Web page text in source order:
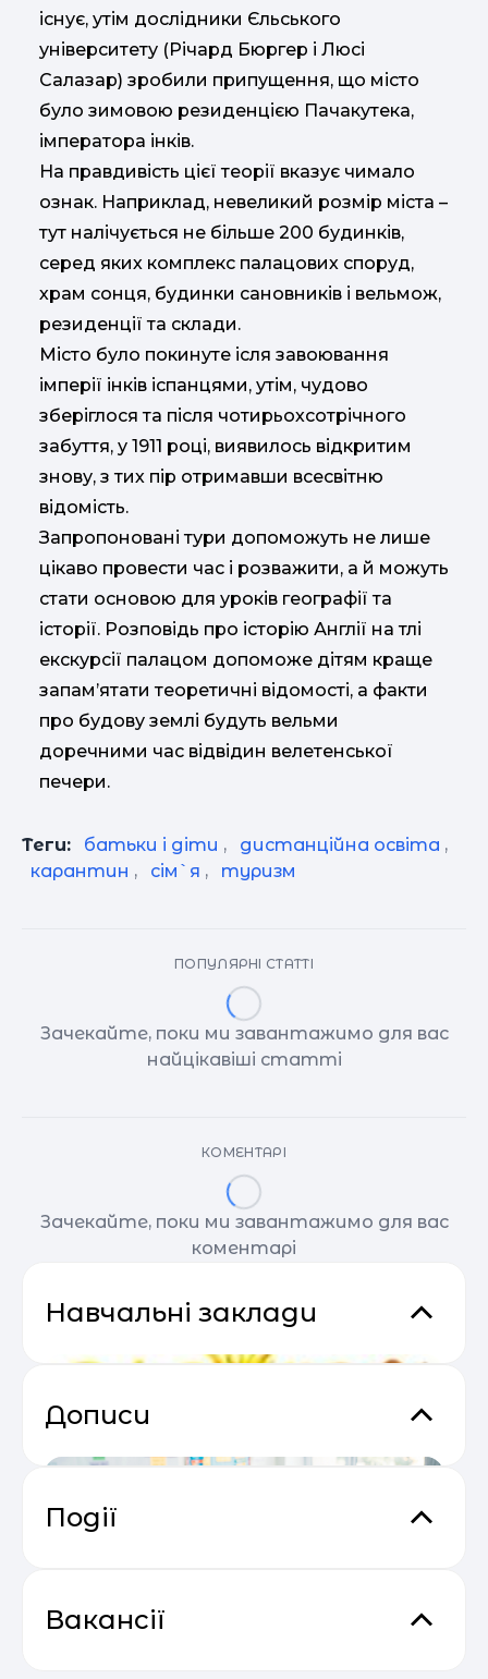
існує, утім дослідники Єльського
університету (Річард Бюргер і Люсі
Салазар) зробили припущення, що місто
було зимовою резиденцією Пачакутека,
імператора інків.
На правдивість цієї теорії вказує чимало
ознак. Наприклад, невеликий розмір міста –
тут налічується не більше 200 будинків,
серед яких комплекс палацових споруд,
храм сонця, будинки сановників і вельмож,
резиденції та склади.
Місто було покинуте ісля завоювання
імперії інків іспанцями, утім, чудово
зберіглося та після чотирьохсотрічного
забуття, у 1911 році, виявилось відкритим
знову, з тих пір отримавши всесвітню
відомість.
Запропоновані тури допоможуть не лише
цікаво провести час і розважити, а й можуть
стати основою для уроків географії та
історії. Розповідь про історію Англії на тлі
екскурсії палацом допоможе дітям краще
запам’ятати теоретичні відомості, а факти
про будову землі будуть вельми
доречними час відвідин велетенської
печери.
Теги: батьки і діти , дистанційна освіта ,
карантин , сім`я , туризм
ПОПУЛЯРНІ СТАТТІ
Зачекайте, поки ми завантажимо для вас
найцікавіші статті
КОМЕНТАРІ
Зачекайте, поки ми завантажимо для вас
коментарі
Навчальні заклади
Дописи
Події
Вакансії